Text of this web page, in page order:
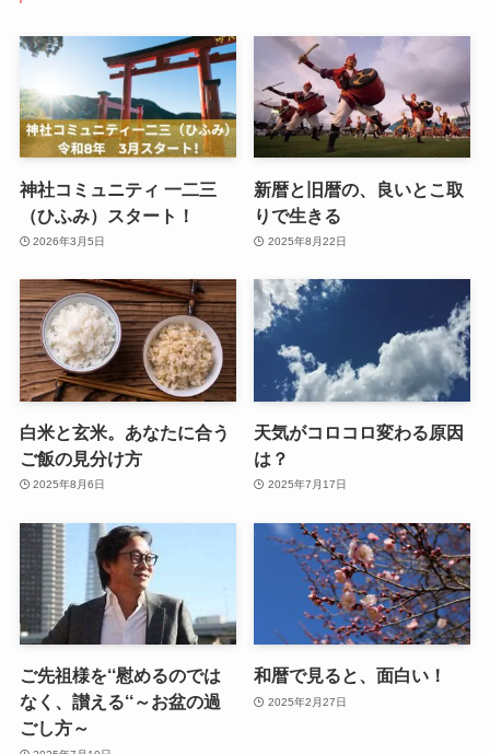
神社コミュニティ 一二三
（ひふみ）スタート！
2026年3月5日
新暦と旧暦の、良いとこ取
りで生きる
2025年8月22日
白米と玄米。あなたに合う
ご飯の見分け方
2025年8月6日
天気がコロコロ変わる原因
は？
2025年7月17日
ご先祖様を‘‘慰めるのでは
なく、讃える‘‘～お盆の過
ごし方～
和暦で見ると、面白い！
2025年2月27日